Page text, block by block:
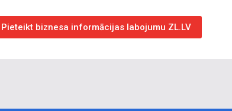
Pieteikt biznesa informācijas labojumu ZL.LV